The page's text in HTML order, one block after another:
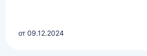
от 09.12.2024